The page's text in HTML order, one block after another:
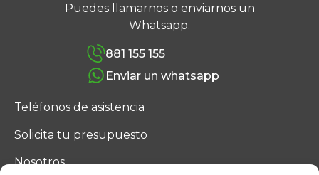
Puedes llamarnos o enviarnos un
Whatsapp.
881 155 155
Enviar un whatsapp
Teléfonos de asistencia
Solicita tu presupuesto
Nosotros